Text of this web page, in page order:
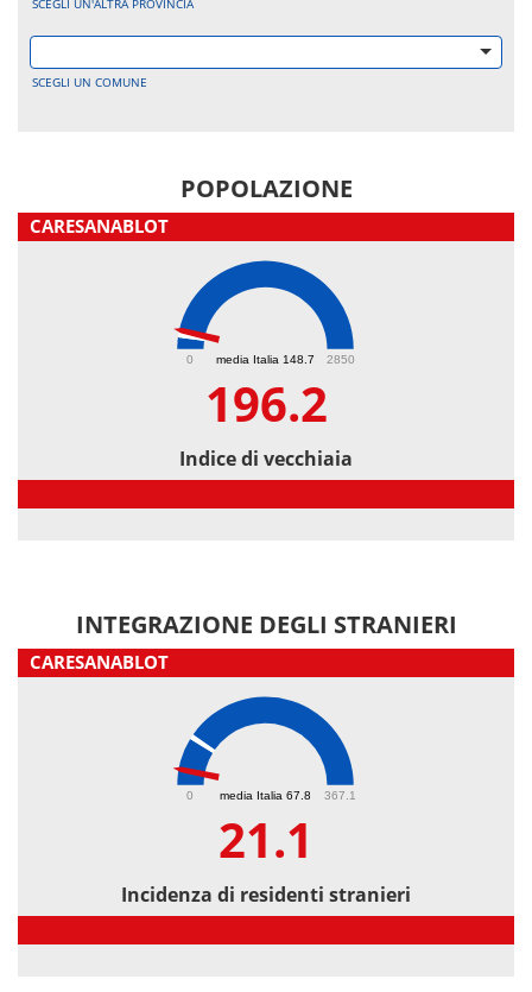
SCEGLI UN'ALTRA PROVINCIA
SCEGLI UN COMUNE
POPOLAZIONE
CARESANABLOT
media Italia 148.7
0 2850
196.2
Indice di vecchiaia
INTEGRAZIONE DEGLI STRANIERI
CARESANABLOT
media Italia 67.8
0 367.1
21.1
Incidenza di residenti stranieri